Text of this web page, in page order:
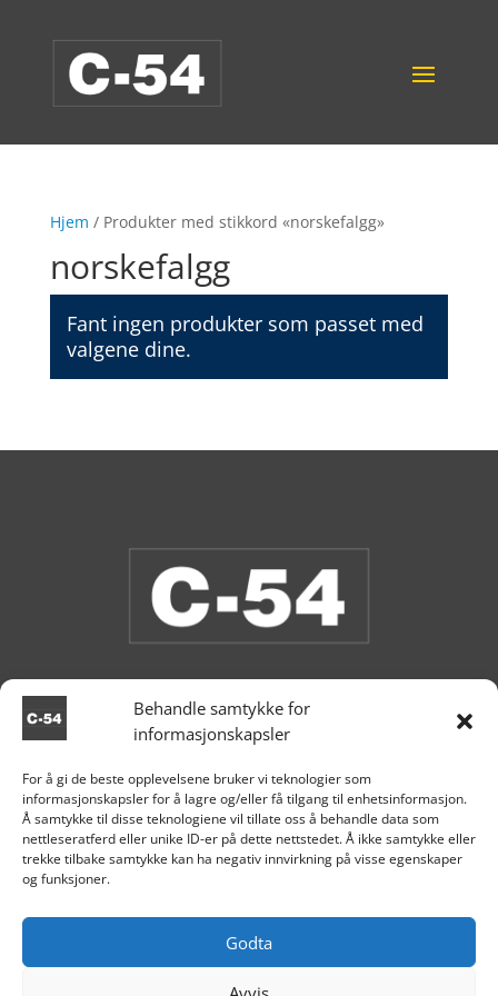
Behandle samtykke for
informasjonskapsler
For å gi de beste opplevelsene bruker vi teknologier som
informasjonskapsler for å lagre og/eller få tilgang til enhetsinformasjon.
Å samtykke til disse teknologiene vil tillate oss å behandle data som
nettleseratferd eller unike ID-er på dette nettstedet. Å ikke samtykke eller
trekke tilbake samtykke kan ha negativ innvirkning på visse egenskaper
og funksjoner.
Godta
Hjem / Produkter med stikkord «norskefalgg»
norskefalgg
Fant ingen produkter som passet med
valgene dine.

Aksdal

+47 995 81 519
 post@c54.no
Org nr. 915 859 313